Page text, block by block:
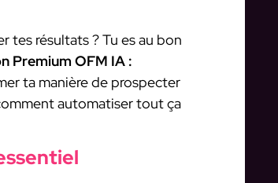
tes résultats ? Tu es au bon
Premium OFM IA :
ta manière de prospecter
automatiser tout ça